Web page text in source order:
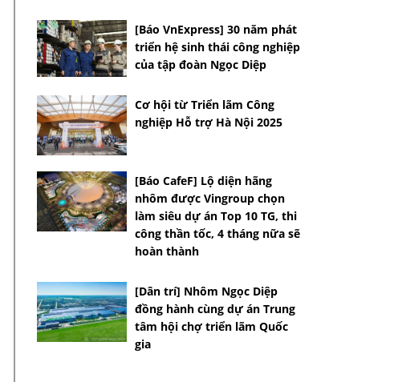
[Báo VnExpress] 30 năm phát
triển hệ sinh thái công nghiệp
của tập đoàn Ngọc Diệp
Cơ hội từ Triển lãm Công
nghiệp Hỗ trợ Hà Nội 2025
[Báo CafeF] Lộ diện hãng
nhôm được Vingroup chọn
làm siêu dự án Top 10 TG, thi
công thần tốc, 4 tháng nữa sẽ
hoàn thành
[Dân trí] Nhôm Ngọc Diệp
đồng hành cùng dự án Trung
tâm hội chợ triển lãm Quốc
gia